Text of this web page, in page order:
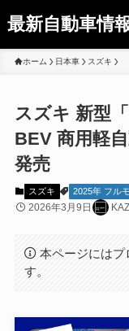
最新自動車情
ホーム 日本車 スズキ
スズキ 新型
BEV 商用軽
発売
スズキ 2025年 フル
2026年3月9日
本ページにはプ
す。